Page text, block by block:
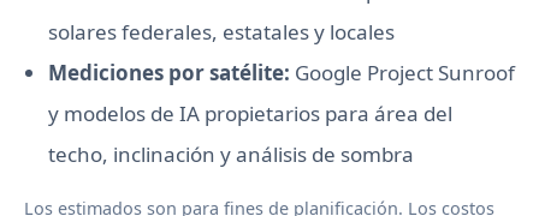
solares federales, estatales y locales
Mediciones por satélite: Google Project Sunroof
y modelos de IA propietarios para área del
techo, inclinación y análisis de sombra
Los estimados son para fines de planificación. Los costos